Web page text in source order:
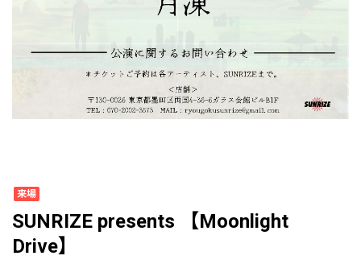
来場
SUNRIZE presents 【Moonlight
Drive】